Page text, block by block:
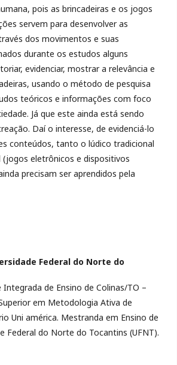
pois as brincadeiras e os jogos
servem para desenvolver as
dos movimentos e suas
durante os estudos alguns
evidenciar, mostrar a relevância e
usando o método de pesquisa
teóricos e informações com foco
Já que este ainda está sendo
Daí o interesse, de evidenciá-lo
conteúdos, tanto o lúdico tradicional
eletrônicos e dispositivos
precisam ser aprendidos pela
Federal do Norte do
de Ensino de Colinas/TO –
em Metodologia Ativa de
Uni américa. Mestranda em Ensino de
Federal do Norte do Tocantins (UFNT).